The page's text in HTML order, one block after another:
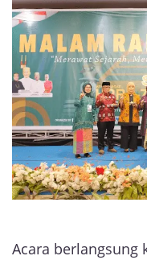
Acara berlangsung